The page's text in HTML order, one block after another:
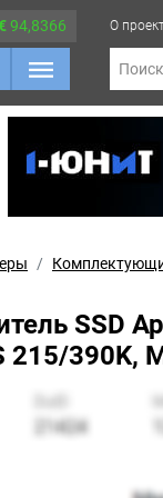
94,8366 О
Поиск
SSD
390K,